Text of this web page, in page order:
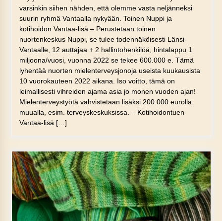
varsinkin siihen nähden, että olemme vasta neljänneksi
suurin ryhmä Vantaalla nykyään. Toinen Nuppi ja
kotihoidon Vantaa-lisä – Perustetaan toinen
nuortenkeskus Nuppi, se tulee todennäköisesti Länsi-
Vantaalle, 12 auttajaa + 2 hallintohenkilöä, hintalappu 1
miljoona/vuosi, vuonna 2022 se tekee 600.000 e. Tämä
lyhentää nuorten mielenterveysjonoja useista kuukausista
10 vuorokauteen 2022 aikana. Iso voitto, tämä on
leimallisesti vihreiden ajama asia jo monen vuoden ajan!
Mielenterveystyötä vahvistetaan lisäksi 200.000 eurolla
muualla, esim. terveyskeskuksissa. – Kotihoidontuen
Vantaa-lisä […]